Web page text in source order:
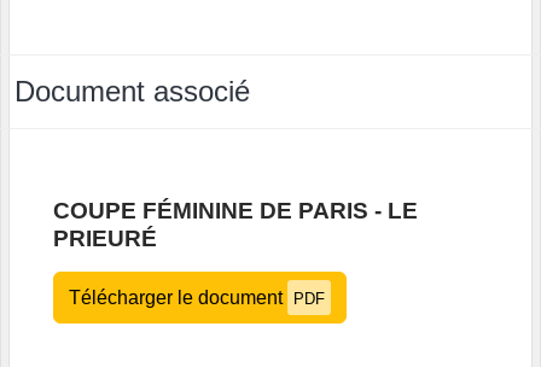
Document associé
COUPE FÉMININE DE PARIS - LE
PRIEURÉ
Télécharger le document PDF